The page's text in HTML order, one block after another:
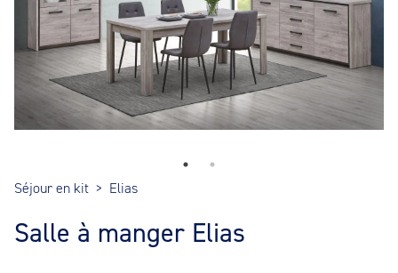
Séjour en kit > Elias
Salle à manger Elias